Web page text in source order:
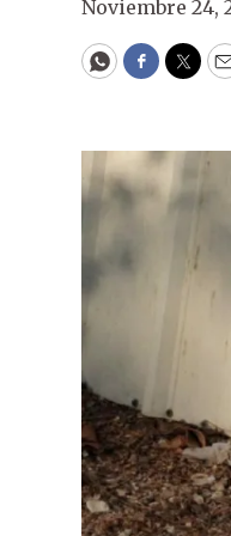
Noviembre 24,
WhatsApp